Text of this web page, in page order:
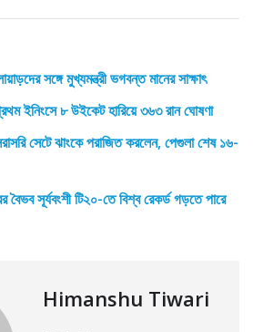
সঙ্গে মুখ্যমন্ত্রী ভগবন্ত মানের সাক্ষাৎ
ইনিংসে ৮ উইকেট হারিয়ে ৩৬৩ রান ঘোষণা
সেটে ঝাংকে পরাজিত করলেন, পেগুলা শেষ ১৬-
বৈভব সূর্যবংশী টি২০-তে বিশ্ব রেকর্ড গড়তে পারে
Himanshu Tiwari